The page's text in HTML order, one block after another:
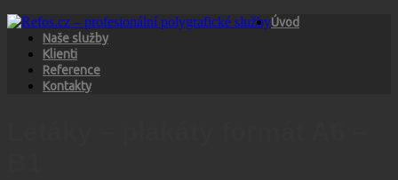
Úvod
Naše služby
Klienti
Reference
Kontakty